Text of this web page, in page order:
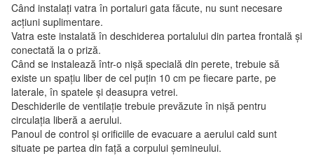
Când instalați vatra în portaluri gata făcute, nu sunt necesare
acțiuni suplimentare.
Vatra este instalată în deschiderea portalului din partea frontală și
conectată la o priză.
Când se instalează într-o nișă specială din perete, trebuie să
existe un spațiu liber de cel puțin 10 cm pe fiecare parte, pe
laterale, în spatele și deasupra vetrei.
Deschiderile de ventilație trebuie prevăzute în nișă pentru
circulația liberă a aerului.
Panoul de control și orificiile de evacuare a aerului cald sunt
situate pe partea din față a corpului șemineului.